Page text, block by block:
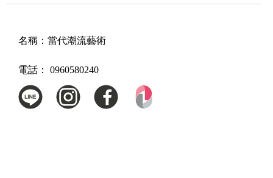
名稱： 當代潮流藝術
電話： 0960580240